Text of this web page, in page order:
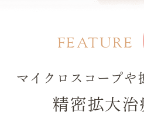
FEATURE
マイクロスコープや
精密拡大治